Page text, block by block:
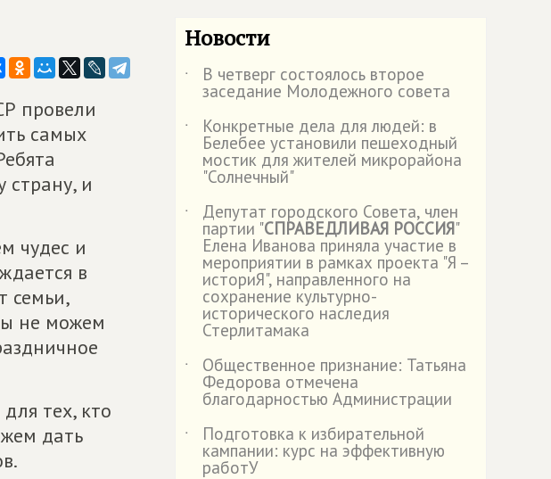
провели
самых
страну, и
чудес и
в
семьи,
не можем
тех, кто
дать
Новости
˙ В четверг состоялось второе
заседание Молодежного совета
˙
Конкретные дела для людей: в
Белебее установили пешеходный
мостик для жителей микрорайона
"Солнечный"
˙
Депутат городского Совета, член
партии "СПРАВЕДЛИВАЯ РОССИЯ"
Елена Иванова приняла участие в
мероприятии в рамках проекта "Я –
историЯ", направленного на
сохранение культурно-
исторического наследия
Стерлитамака
˙
Общественное признание: Татьяна
Федорова отмечена
благодарностью Администрации
˙
Подготовка к избирательной
кампании: курс на эффективную
работУ